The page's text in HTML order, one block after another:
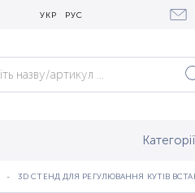
УКР РУС
Категорії
3D СТЕНД ДЛЯ РЕГУЛЮВАННЯ КУТІВ